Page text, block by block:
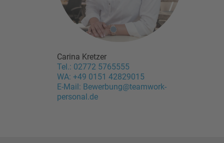
Carina Kretzer
Tel.: 02772 5765555
WA: +49 0151 42829015
E-Mail: Bewerbung@teamwork-
personal.de